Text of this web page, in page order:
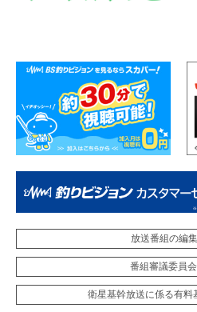
放送番組の編
番組審議委員
衛星基幹放送に係る有料